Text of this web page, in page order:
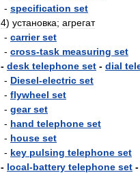
- specification set
4) установка; агрегат
- carrier set
- cross-task measuring set
- desk telephone set - dial
- Diesel-electric set
- flywheel set
- gear set
- hand telephone set
- house set
- key pulsing telephone set
- local-battery telephone set -